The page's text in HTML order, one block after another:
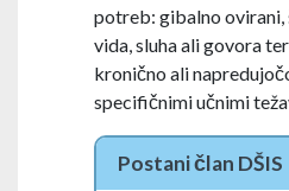
potreb: gibalno
vida, sluha ali govora
kronično ali
specifičnimi učnimi
Postani član DŠIS